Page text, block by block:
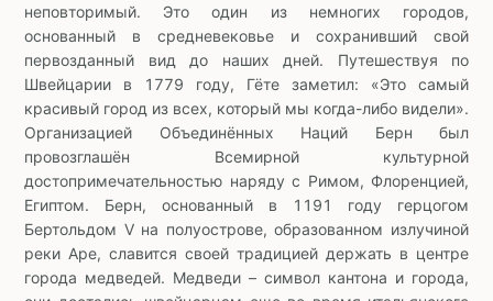
неповторимый. Это один из немногих городов,
основанный в средневековье и сохранивший свой
первозданный вид до наших дней. Путешествуя по
Швейцарии в 1779 году, Гёте заметил: «Это самый
красивый город из всех, который мы когда-либо видели».
Организацией Объединённых Наций Берн был
провозглашён Всемирной культурной
достопримечательностью наряду с Римом, Флоренцией,
Египтом. Берн, основанный в 1191 году герцогом
Бертольдом V на полуострове, образованном излучиной
реки Аре, славится своей традицией держать в центре
города медведей. Медведи – символ кантона и города,